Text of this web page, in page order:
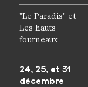
"Le Paradis" et
Les hauts
fourneaux
24, 25, et 31
décembre